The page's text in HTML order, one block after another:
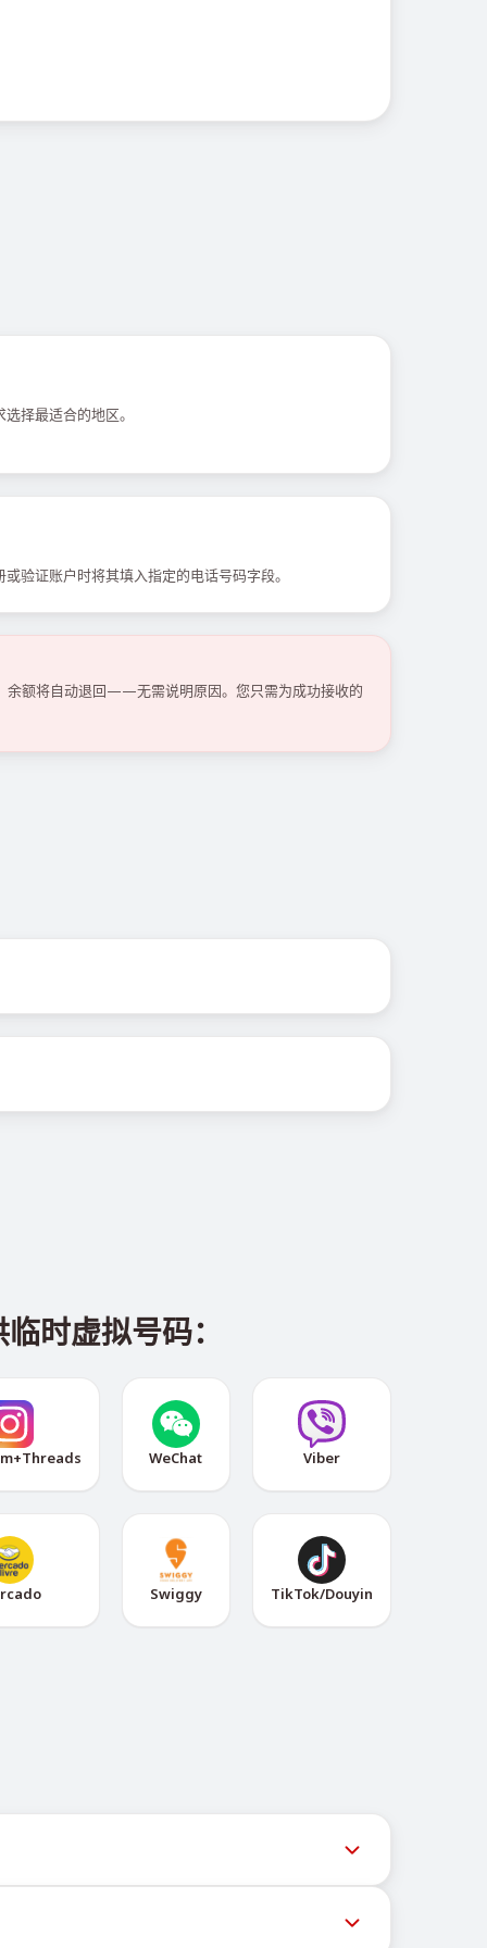
择最适合的地区。
验证账户时将其填入指定的电话号码字段。
余额将自动退回——无需说明原因。您只需为成功接收的
时虚拟号码：
WeChat Viber
Swiggy TikTok/Douyin